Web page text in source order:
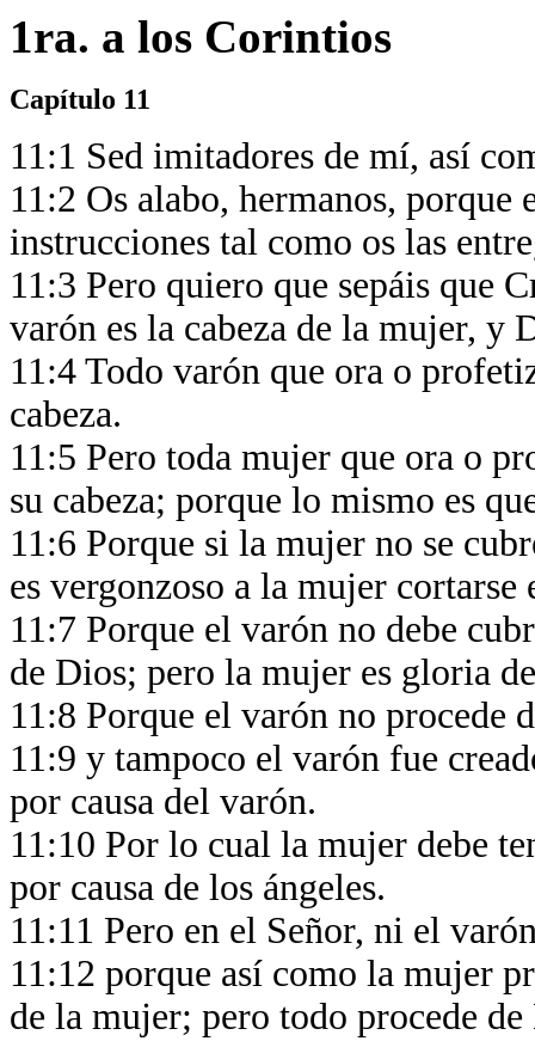
1ra. a los Corintios
Capítulo 11
11:1 Sed imitadores de mí, así
11:2 Os alabo, hermanos, porque
instrucciones tal como os las
11:3 Pero quiero que sepáis que
varón es la cabeza de la mujer, y
11:4 Todo varón que ora o
cabeza.
11:5 Pero toda mujer que ora o
su cabeza; porque lo mismo es
11:6 Porque si la mujer no se
es vergonzoso a la mujer
11:7 Porque el varón no debe
de Dios; pero la mujer es gloria
11:8 Porque el varón no
11:9 y tampoco el varón fue
por causa del varón.
11:10 Por lo cual la mujer debe
por causa de los ángeles.
11:11 Pero en el Señor, ni el
11:12 porque así como la mujer
de la mujer; pero todo procede